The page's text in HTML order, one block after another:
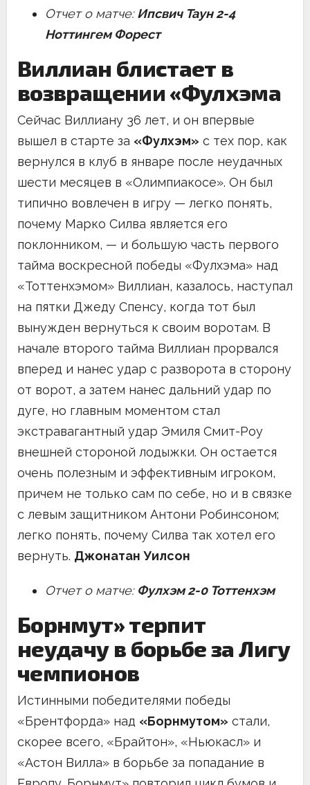
Отчет о матче:Ипсвич Таун 2-4
Ноттингем Форест
Виллиан блистает в
возвращении «Фулхэма
Сейчас Виллиану 36 лет, и он впервые
вышел в старте за «Фулхэм» с тех пор, как
вернулся в клуб в январе после неудачных
шести месяцев в «Олимпиакосе». Он был
типично вовлечен в игру — легко понять,
почему Марко Силва является его
поклонником, — и большую часть первого
тайма воскресной победы «Фулхэма» над
«Тоттенхэмом» Виллиан, казалось, наступал
на пятки Джеду Спенсу, когда тот был
вынужден вернуться к своим воротам. В
начале второго тайма Виллиан прорвался
вперед и нанес удар с разворота в сторону
от ворот, а затем нанес дальний удар по
дуге, но главным моментом стал
экстравагантный удар Эмиля Смит-Роу
внешней стороной лодыжки. Он остается
очень полезным и эффективным игроком,
причем не только сам по себе, но и в связке
с левым защитником Антони Робинсоном;
легко понять, почему Силва так хотел его
вернуть. Джонатан Уилсон
Отчет о матче: Фулхэм 2-0 Тоттенхэм
Борнмут» терпит
неудачу в борьбе за Лигу
чемпионов
Истинными победителями победы
«Брентфорда» над «Борнмутом» стали,
скорее всего, «Брайтон», «Ньюкасл» и
«Астон Вилла» в борьбе за попадание в